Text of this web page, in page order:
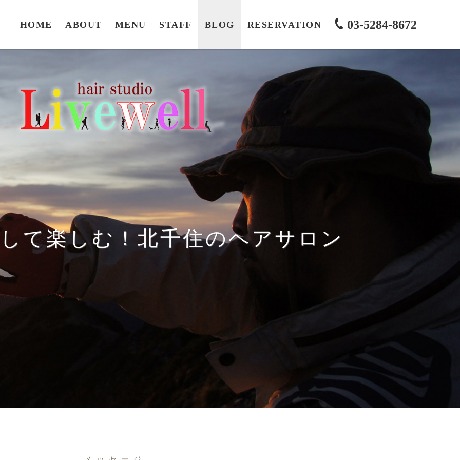
HOME ABOUT MENU STAFF BLOG RESERVATION 03-5284-8672
て楽しむ！北千住のヘアサロン